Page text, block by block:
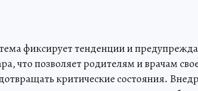
фиксирует тенденции и
что позволяет родителям и врачам
критические состояния.